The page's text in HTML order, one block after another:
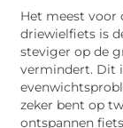
Het meest voor
driewielfiets is
steviger op de
vermindert. Dit
zeker bent op
ontspannen